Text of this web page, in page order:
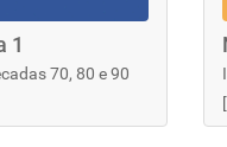
1
70, 80 e 90
[